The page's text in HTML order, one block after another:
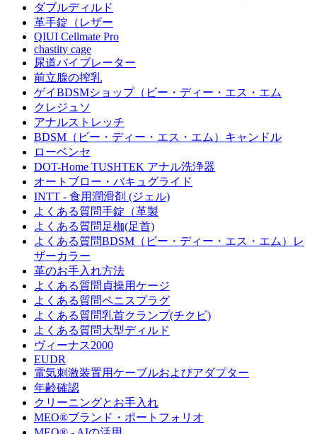
ダブルディルド
革手錠（レザー
QIUI Cellmate Pro
chastity cage
尿道バイブレーター
前立腺の搾乳
ゲイBDSMショップ（ビー・ディー・エス・エム
クレジュソ
アナルストレッチ
BDSM（ビー・ディー・エス・エム）キャンドル
ローベンセ
DOT-Home TUSHTEK アナル洗浄器
オートブロー・バキュグライド
INTT - 食用潤滑剤 (ジェル)
よくある質問手錠（革製
よくある質問足枷(足首)
よくある質問BDSM（ビー・ディー・エス・エム）レ
ザーカラー
革のお手入れ方法
よくある質問貞操用ケージ
よくある質問ペニスプラグ
よくある質問乳首クランプ(チクビ)
よくある質問大型ディルド
ヴィーナス2000
EUDR
電気刺激装置用ケーブルおよびアダプター
年齢確認
クリーニングとお手入れ
MEO®ブランド・ポートフォリオ